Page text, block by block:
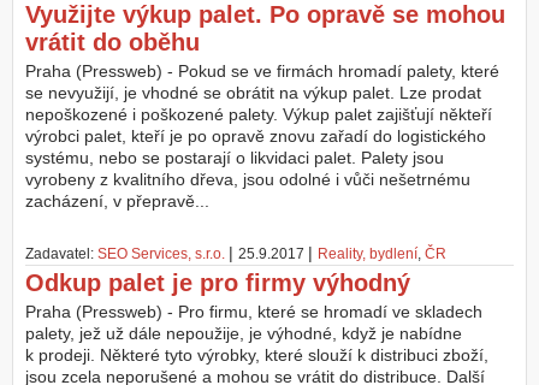
Využijte výkup palet. Po opravě se mohou
vrátit do oběhu
Praha (Pressweb) - Pokud se ve firmách hromadí palety, které
se nevyužijí, je vhodné se obrátit na výkup palet. Lze prodat
nepoškozené i poškozené palety. Výkup palet zajišťují někteří
výrobci palet, kteří je po opravě znovu zařadí do logistického
systému, nebo se postarají o likvidaci palet. Palety jsou
vyrobeny z kvalitního dřeva, jsou odolné i vůči nešetrnému
zacházení, v přepravě...
Zadavatel: SEO Services, s.r.o. | 25.9.2017 | Reality, bydlení, ČR
Odkup palet je pro firmy výhodný
Praha (Pressweb) - Pro firmu, které se hromadí ve skladech
palety, jež už dále nepoužije, je výhodné, když je nabídne
k prodeji. Některé tyto výrobky, které slouží k distribuci zboží,
jsou zcela neporušené a mohou se vrátit do distribuce. Další